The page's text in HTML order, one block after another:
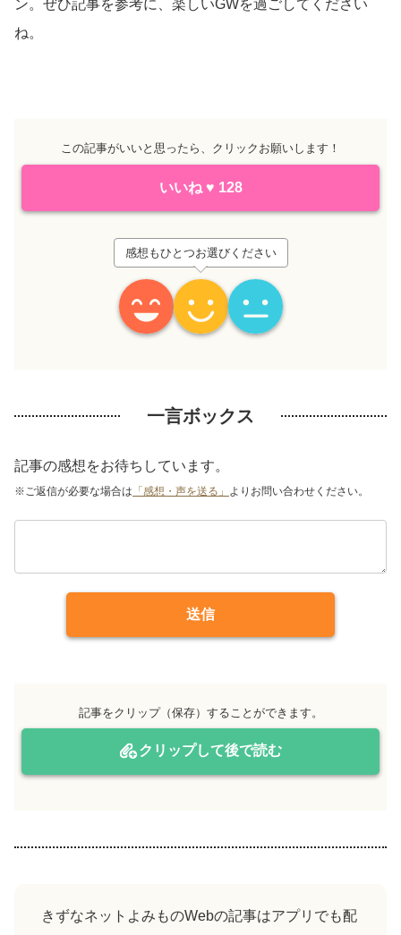
ン。ぜひ記事を参考に、楽しいGWを過ごしてください
ね。
この記事がいいと思ったら、クリックお願いします！
いいね ♥ 128
感想もひとつお選びください
一言ボックス
記事の感想をお待ちしています。
※ご返信が必要な場合は 「感想・声を送る」 よりお問い合わせください。
送信
記事をクリップ（保存）することができます。
クリップして後で読む
きずなネットよみものWebの記事はアプリでも配